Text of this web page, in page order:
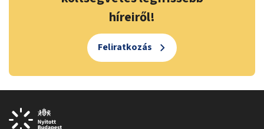
híreiről!
Feliratkozás